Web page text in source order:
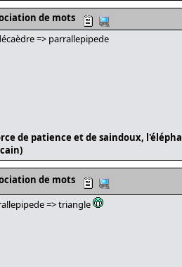
de mots
=> parrallepipede
de patience et de saindoux,
de mots
=> triangle